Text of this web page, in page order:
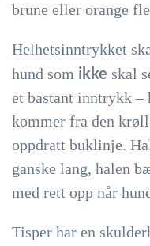
brune eller orange
Helhetsinntrykket
hund som ikke skal
et bastant inntrykk
kommer fra den
oppdratt buklinje.
ganske lang, halen
med rett opp når
Tisper har en